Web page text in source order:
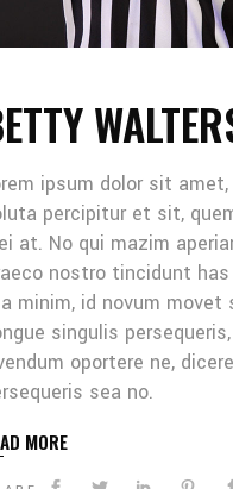
ipsum dolor sit
percipitur et sit,
at. No qui mazim
nostro tincidunt
minim, id novum movet
singulis
oportere ne,
sea no.
MORE